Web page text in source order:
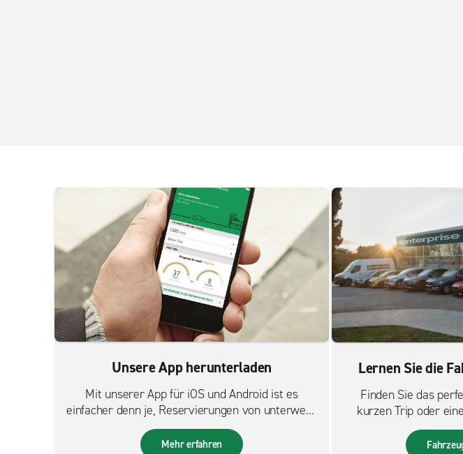
Unsere App herunterladen
Mit unserer App für iOS und Android ist es
einfacher denn je, Reservierungen von unterwegs
zu verwalten.
Mehr erfahren
Lernen Sie die
Finden Sie das
kurzen Trip oder